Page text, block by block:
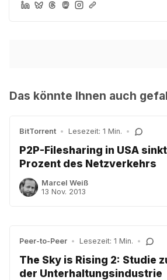
Das könnte Ihnen auch
BitTorrent • Lesezeit: 1 Min. •
P2P-Filesharing in USA
Prozent des Netzverkehrs
Marcel Weiß
13 Nov. 2013
Peer-to-Peer • Lesezeit: 1 Min. •
The Sky is Rising 2: Studie
der Unterhaltungsindustrie